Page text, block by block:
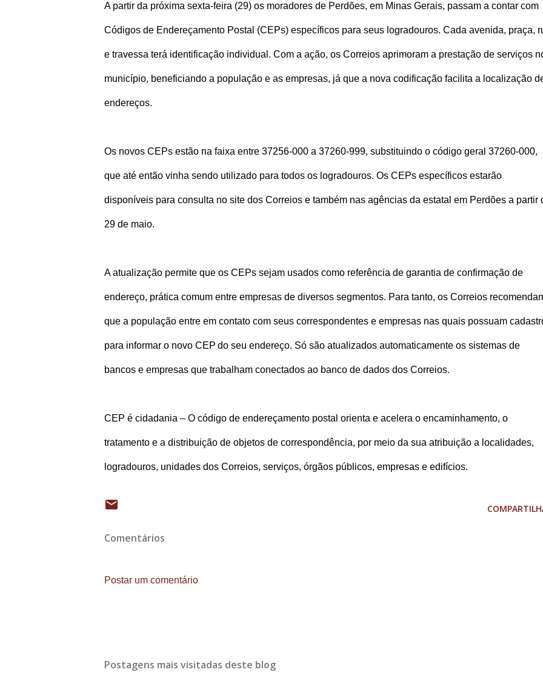
A partir da próxima sexta-feira (29) os moradores de Perdões, em Minas Gerais, passam a contar com
Códigos de Endereçamento Postal (CEPs) específicos para seus logradouros. Cada avenida, praça,
e travessa terá identificação individual. Com a ação, os Correios aprimoram a prestação de serviços
município, beneficiando a população e as empresas, já que a nova codificação facilita a localização
endereços.
Os novos CEPs estão na faixa entre 37256-000 a 37260-999, substituindo o código geral 37260-000,
que até então vinha sendo utilizado para todos os logradouros. Os CEPs específicos estarão
disponíveis para consulta no site dos Correios e também nas agências da estatal em Perdões a partir
29 de maio.
A atualização permite que os CEPs sejam usados como referência de garantia de confirmação de
endereço, prática comum entre empresas de diversos segmentos. Para tanto, os Correios
que a população entre em contato com seus correspondentes e empresas nas quais possuam
para informar o novo CEP do seu endereço. Só são atualizados automaticamente os sistemas de
bancos e empresas que trabalham conectados ao banco de dados dos Correios.
CEP é cidadania – O código de endereçamento postal orienta e acelera o encaminhamento, o
tratamento e a distribuição de objetos de correspondência, por meio da sua atribuição a localidades,
logradouros, unidades dos Correios, serviços, órgãos públicos, empresas e edifícios.
Comentários
Postar um comentário
Postagens mais visitadas deste blog